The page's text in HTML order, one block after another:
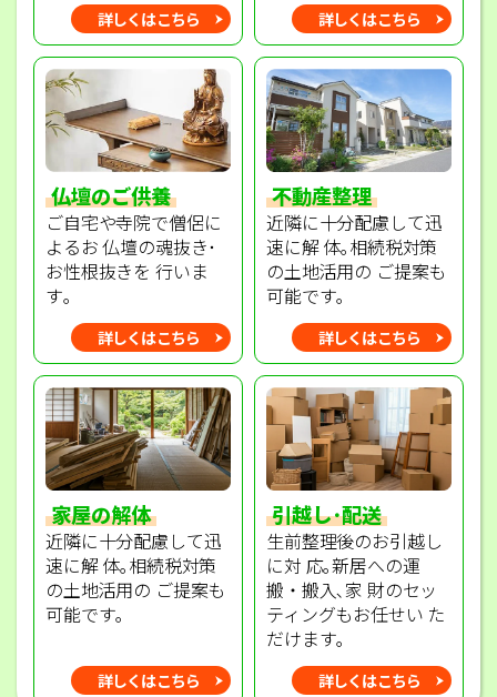
詳しくはこちら 詳しくはこちら
仏壇のご供養
ご自宅や寺院で僧侶に
よるお 仏壇の魂抜き･
お性根抜きを 行いま
す｡
詳しくはこちら
不動産整理
近隣に十分配慮して迅
速に解 体｡相続税対策
の土地活用の ご提案も
可能です｡
詳しくはこちら
家屋の解体
近隣に十分配慮して迅
速に解 体｡相続税対策
の土地活用の ご提案も
可能です｡
詳しくはこちら
引越し･配送
生前整理後のお引越し
に対 応｡新居への運
搬・搬入､家 財のセッ
ティングもお任せい た
だけます｡
詳しくはこちら